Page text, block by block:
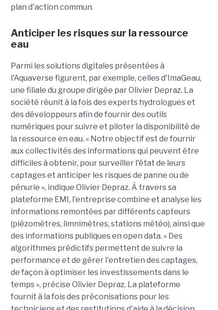
plan d'action commun.
Anticiper les risques sur la ressource
eau
Parmi les solutions digitales présentées à
l'Aquaverse figurent, par exemple, celles d'ImaGeau,
une filiale du groupe dirigée par Olivier Depraz. La
société réunit à la fois des experts hydrologues et
des développeurs afin de fournir des outils
numériques pour suivre et piloter la disponibilité de
la ressource en eau. « Notre objectif est de fournir
aux collectivités des informations qui peuvent être
difficiles à obtenir, pour surveiller l'état de leurs
captages et anticiper les risques de panne ou de
pénurie », indique Olivier Depraz. À travers sa
plateforme EMI, l'entreprise combine et analyse les
informations remontées par différents capteurs
(piézomètres, limnimètres, stations météo), ainsi que
des informations publiques en open data. « Des
algorithmes prédictifs permettent de suivre la
performance et de gérer l'entretien des captages,
de façon à optimiser les investissements dans le
temps », précise Olivier Depraz. La plateforme
fournit à la fois des préconisations pour les